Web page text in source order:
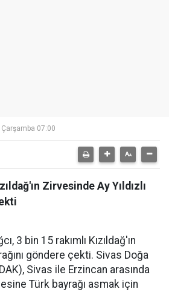
07:00
Zirvesinde Ay Yıldızlı
3 bin 15 rakımlı Kızıldağ'ın
göndere çekti. Sivas Doğa
Sivas ile Erzincan arasında
Türk bayrağı asmak için